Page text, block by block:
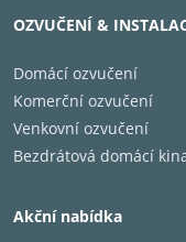
OZVUČENÍ &
Domácí ozvučení
Komerční ozvučení
Venkovní ozvučení
Bezdrátová domácí
Akční nabídka